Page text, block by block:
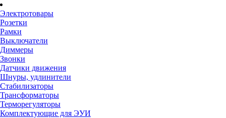
Электротовары
Розетки
Рамки
Выключатели
Диммеры
Звонки
Датчики движения
Шнуры, удлинители
Стабилизаторы
Трансформаторы
Терморегуляторы
Комплектующие для ЭУИ